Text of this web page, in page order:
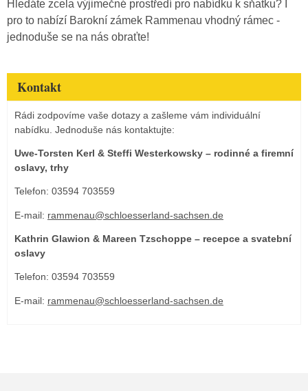
Hledáte zcela výjimečné prostředí pro nabídku k sňatku? I
pro to nabízí Barokní zámek Rammenau vhodný rámec -
jednoduše se na nás obraťte!
Kontakt
Rádi zodpovíme vaše dotazy a zašleme vám individuální
nabídku. Jednoduše nás kontaktujte:
Uwe-Torsten Kerl & Steffi Westerkowsky – rodinné a firemní
oslavy, trhy
Telefon: 03594 703559
E-mail: rammenau@schloesserland-sachsen.de
Kathrin Glawion & Mareen Tzschoppe – recepce a svatební
oslavy
Telefon: 03594 703559
E-mail: rammenau@schloesserland-sachsen.de